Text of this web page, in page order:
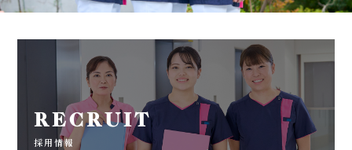
RECRUIT
採用情報